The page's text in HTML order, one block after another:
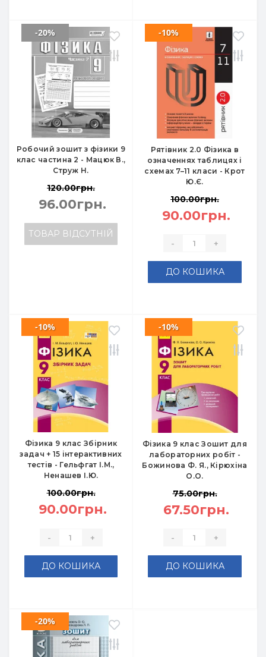
Робочий зошит з фізики 9
клас частина 2 - Мацюк В.,
Струж Н.
-20%
120.00грн.
96.00грн.
ТОВАР ВІДСУТНІЙ
Рятівник 2.0 Фізика в
означеннях таблицях і
схемах 7–11 класи - Крот
Ю.Є.
-10%
100.00грн.
90.00грн.
- +
ДО КОШИКА
Фізика 9 клас Збірник
задач + 15 інтерактивних
тестів - Гельфгат І.М.,
Ненашев І.Ю.
-10%
100.00грн.
90.00грн.
- +
ДО КОШИКА
Фізика 9 клас Зошит для
лабораторних робіт -
Божинова Ф. Я., Кірюхіна
О.О.
-10%
75.00грн.
67.50грн.
- +
ДО КОШИКА
-20%